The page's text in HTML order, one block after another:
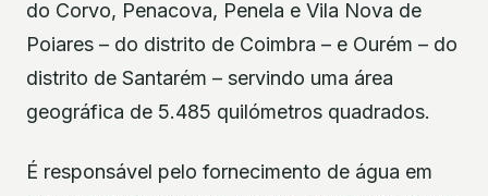
do Corvo, Penacova, Penela e Vila Nova de
Poiares – do distrito de Coimbra – e Ourém – do
distrito de Santarém – servindo uma área
geográfica de 5.485 quilómetros quadrados.
É responsável pelo fornecimento de água em